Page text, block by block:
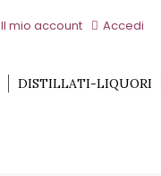
Il mio account Accedi
DISTILLATI-LIQUORI